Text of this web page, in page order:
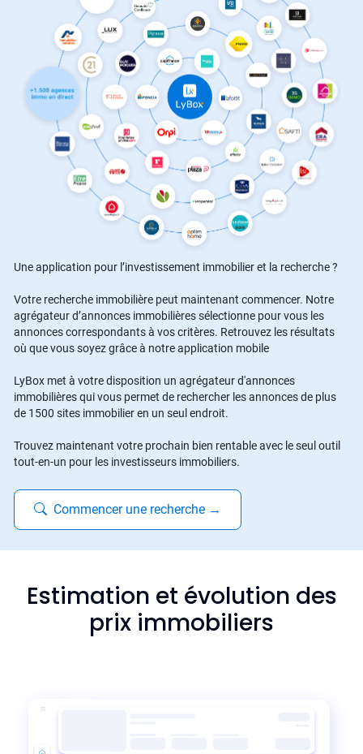
Une application pour l’investissement immobilier et la recherche ?
Votre recherche immobilière peut maintenant commencer. Notre
agrégateur d’annonces immobilières sélectionne pour vous les
annonces correspondants à vos critères. Retrouvez les résultats
où que vous soyez grâce à notre application mobile
LyBox met à votre disposition un agrégateur d'annonces
immobilières qui vous permet de rechercher les annonces de plus
de 1500 sites immobilier en un seul endroit.
Trouvez maintenant votre prochain bien rentable avec le seul outil
tout-en-un pour les investisseurs immobiliers.
Commencer une recherche →
Estimation et évolution des
prix immobiliers